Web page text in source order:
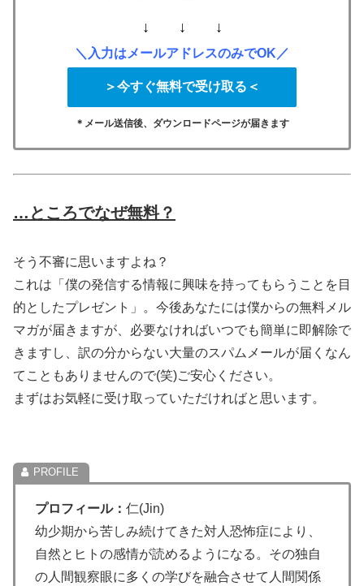
↓ ↓ ↓
＼入力はメールアドレスのみでOK／
＞今すぐ無料で受け取る＜
＊メール送信後、ダウンロードページが届きます
…ところでなぜ無料？
そう不審に思いますよね？
これは「僕の発信する情報に興味を持ってもらうことを目
的としたプレゼント」。今後あなたには僕からの無料メル
マガが届きますが、必要なければいつでも簡単に即解除で
きますし、訳の分からない大量のスパムメールが届くなん
てこともありませんので(笑)ご安心ください。
まずはお気軽に受け取っていただければと思います。
プロフィール： 仁(Jin)
幼少期から苦しみ続けてきた対人恐怖症により、
自然とヒトの感情が読めるようになる。その独自
の人間観察眼に多くの学びを融合させて人間関係